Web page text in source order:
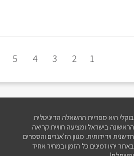
1
2
3
4
5
בוקלי היא ספריית ההשאלה הדיגיטלית
הראשונה בישראל ומציעה חוויית קריאה
חדשנית וידידותית. מגוון הז'אנרים והספרים
באתר יהיו זמינים כל הזמן ובמחיר אחיד